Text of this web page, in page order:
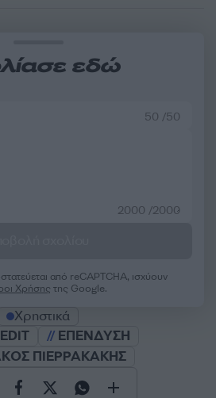
εδώ
50 /50
2000 /2000
από reCAPTCHA, ισχύουν
Χρήσης της Google.
Χρηστικά
ΕΠΕΝΔΥΣΗ
ΠΙΕΡΡΑΚΑΚΗΣ